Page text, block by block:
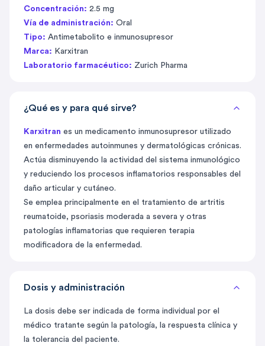
Concentración: 2.5 mg
Vía de administración: Oral
Tipo: Antimetabolito e inmunosupresor
Marca: Karxitran
Laboratorio farmacéutico: Zurich Pharma
¿Qué es y para qué sirve?
Karxitran es un medicamento inmunosupresor utilizado
en enfermedades autoinmunes y dermatológicas crónicas.
Actúa disminuyendo la actividad del sistema inmunológico
y reduciendo los procesos inflamatorios responsables del
daño articular y cutáneo.
Se emplea principalmente en el tratamiento de artritis
reumatoide, psoriasis moderada a severa y otras
patologías inflamatorias que requieren terapia
modificadora de la enfermedad.
Dosis y administración
La dosis debe ser indicada de forma individual por el
médico tratante según la patología, la respuesta clínica y
la tolerancia del paciente.